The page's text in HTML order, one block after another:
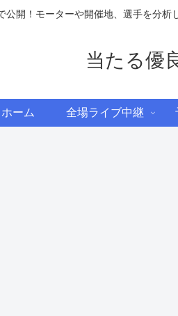
公開！モーターや開催地、選手を分
当たる優
ホーム 全場ライブ中継